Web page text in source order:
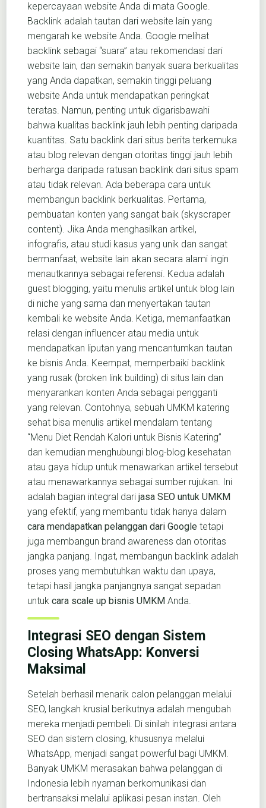
kepercayaan website Anda di mata Google.
Backlink adalah tautan dari website lain yang
mengarah ke website Anda. Google melihat
backlink sebagai “suara” atau rekomendasi dari
website lain, dan semakin banyak suara berkualitas
yang Anda dapatkan, semakin tinggi peluang
website Anda untuk mendapatkan peringkat
teratas. Namun, penting untuk digarisbawahi
bahwa kualitas backlink jauh lebih penting daripada
kuantitas. Satu backlink dari situs berita terkemuka
atau blog relevan dengan otoritas tinggi jauh lebih
berharga daripada ratusan backlink dari situs spam
atau tidak relevan. Ada beberapa cara untuk
membangun backlink berkualitas. Pertama,
pembuatan konten yang sangat baik (skyscraper
content). Jika Anda menghasilkan artikel,
infografis, atau studi kasus yang unik dan sangat
bermanfaat, website lain akan secara alami ingin
menautkannya sebagai referensi. Kedua adalah
guest blogging, yaitu menulis artikel untuk blog lain
di niche yang sama dan menyertakan tautan
kembali ke website Anda. Ketiga, memanfaatkan
relasi dengan influencer atau media untuk
mendapatkan liputan yang mencantumkan tautan
ke bisnis Anda. Keempat, memperbaiki backlink
yang rusak (broken link building) di situs lain dan
menyarankan konten Anda sebagai pengganti
yang relevan. Contohnya, sebuah UMKM katering
sehat bisa menulis artikel mendalam tentang
“Menu Diet Rendah Kalori untuk Bisnis Katering”
dan kemudian menghubungi blog-blog kesehatan
atau gaya hidup untuk menawarkan artikel tersebut
atau menawarkannya sebagai sumber rujukan. Ini
adalah bagian integral dari jasa SEO untuk UMKM
yang efektif, yang membantu tidak hanya dalam
cara mendapatkan pelanggan dari Google tetapi
juga membangun brand awareness dan otoritas
jangka panjang. Ingat, membangun backlink adalah
proses yang membutuhkan waktu dan upaya,
tetapi hasil jangka panjangnya sangat sepadan
untuk cara scale up bisnis UMKM Anda.
Integrasi SEO dengan Sistem
Closing WhatsApp: Konversi
Maksimal
Setelah berhasil menarik calon pelanggan melalui
SEO, langkah krusial berikutnya adalah mengubah
mereka menjadi pembeli. Di sinilah integrasi antara
SEO dan sistem closing, khususnya melalui
WhatsApp, menjadi sangat powerful bagi UMKM.
Banyak UMKM merasakan bahwa pelanggan di
Indonesia lebih nyaman berkomunikasi dan
bertransaksi melalui aplikasi pesan instan. Oleh